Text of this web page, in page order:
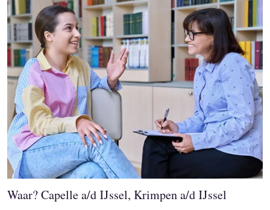
Waar? Capelle a/d IJssel, Krimpen a/d IJssel